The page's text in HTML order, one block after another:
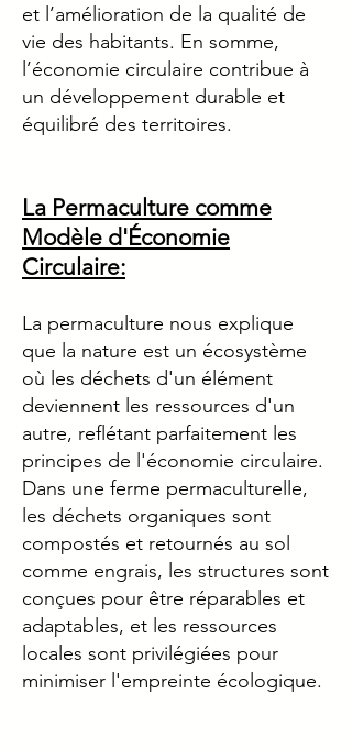
et l’amélioration de la qualité de
vie des habitants. En somme,
l’économie circulaire contribue à
un développement durable et
équilibré des territoires.
La Permaculture comme
Modèle d'Économie
Circulaire:
La permaculture nous explique
que la nature est un écosystème
où les déchets d'un élément
deviennent les ressources d'un
autre, reflétant parfaitement les
principes de l'économie circulaire.
Dans une ferme permaculturelle,
les déchets organiques sont
compostés et retournés au sol
comme engrais, les structures sont
conçues pour être réparables et
adaptables, et les ressources
locales sont privilégiées pour
minimiser l'empreinte écologique.